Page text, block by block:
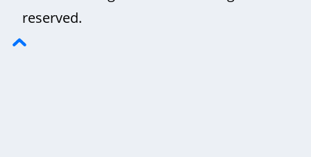
reserved.